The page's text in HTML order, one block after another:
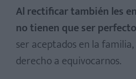
Al rectificar también les
no tienen que ser
ser aceptados en la
derecho a equivocarnos.